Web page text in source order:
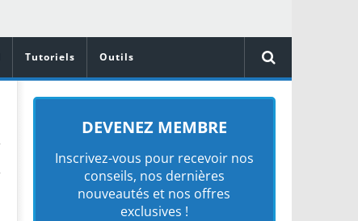
Tutoriels Outils
DEVENEZ MEMBRE
Inscrivez-vous pour recevoir nos
conseils, nos dernières
nouveautés et nos offres
exclusives !